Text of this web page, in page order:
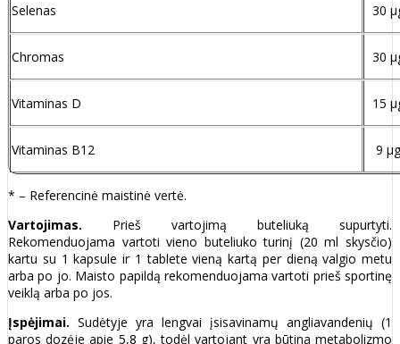
Selenas 30
Chromas 30
Vitaminas D 15
Vitaminas B12 9 µg
* – Referencinė maistinė vertė.
Vartojimas. Prieš vartojimą buteliuką supurtyti.
Rekomenduojama vartoti vieno buteliuko turinį (20 ml skysčio)
kartu su 1 kapsule ir 1 tablete vieną kartą per dieną valgio metu
arba po jo. Maisto papildą rekomenduojama vartoti prieš sportinę
veiklą arba po jos.
Įspėjimai. Sudėtyje yra lengvai įsisavinamų angliavandenių (1
paros dozėje apie 5,8 g), todėl vartojant yra būtina metabolizmo